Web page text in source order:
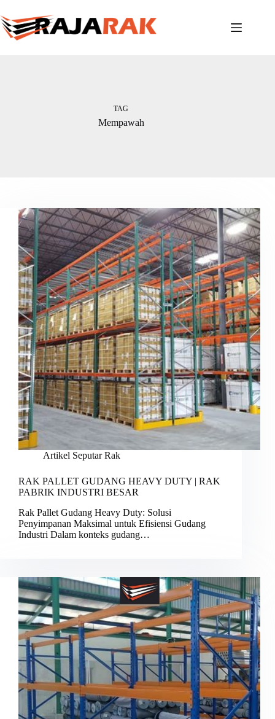
to
content
TAG
Mempawah
Artikel Seputar Rak
RAK PALLET GUDANG HEAVY DUTY | RAK
PABRIK INDUSTRI BESAR
Rak Pallet Gudang Heavy Duty: Solusi
Penyimpanan Maksimal untuk Efisiensi Gudang
Industri Dalam konteks gudang…